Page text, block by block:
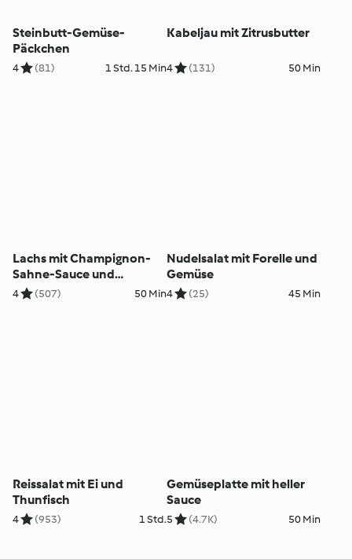
Steinbutt-Gemüse-
Päckchen
4 (81) 1 Std. 15 Min
Kabeljau mit Zitrusbutter
4 (131) 50 Min
Lachs mit Champignon-
Sahne-Sauce und
Kartoffeln
4 (507) 50 Min
Nudelsalat mit Forelle und
Gemüse
4 (25) 45 Min
Reissalat mit Ei und
Thunfisch
4 (953) 1 Std.
Gemüseplatte mit heller
Sauce
5 (4.7K) 50 Min